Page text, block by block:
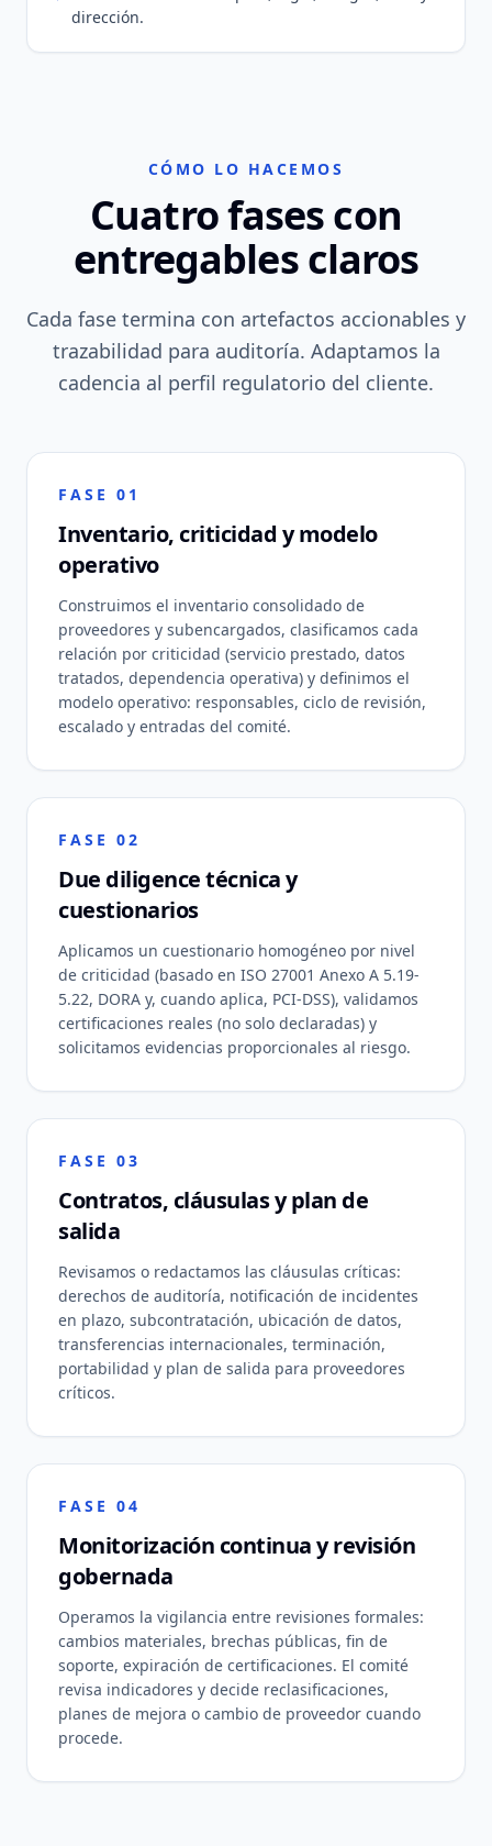
dirección.
CÓMO LO HACEMOS
Cuatro fases con
entregables claros
Cada fase termina con artefactos accionables y
trazabilidad para auditoría. Adaptamos la
cadencia al perfil regulatorio del cliente.
FASE 01
Inventario, criticidad y modelo
operativo
Construimos el inventario consolidado de
proveedores y subencargados, clasificamos cada
relación por criticidad (servicio prestado, datos
tratados, dependencia operativa) y definimos el
modelo operativo: responsables, ciclo de revisión,
escalado y entradas del comité.
FASE 02
Due diligence técnica y
cuestionarios
Aplicamos un cuestionario homogéneo por nivel
de criticidad (basado en ISO 27001 Anexo A 5.19-
5.22, DORA y, cuando aplica, PCI-DSS), validamos
certificaciones reales (no solo declaradas) y
solicitamos evidencias proporcionales al riesgo.
FASE 03
Contratos, cláusulas y plan de
salida
Revisamos o redactamos las cláusulas críticas:
derechos de auditoría, notificación de incidentes
en plazo, subcontratación, ubicación de datos,
transferencias internacionales, terminación,
portabilidad y plan de salida para proveedores
críticos.
FASE 04
Monitorización continua y revisión
gobernada
Operamos la vigilancia entre revisiones formales:
cambios materiales, brechas públicas, fin de
soporte, expiración de certificaciones. El comité
revisa indicadores y decide reclasificaciones,
planes de mejora o cambio de proveedor cuando
procede.